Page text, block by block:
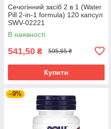
Сечогінний засіб 2 в 1 (Water
Pill 2-in-1 formula) 120 капсул
SWV-02221
В наявності
541,50 ₴ 595,65 ₴
Купити
–9%